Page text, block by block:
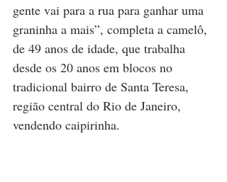
gente vai para a rua para ganhar uma
graninha a mais”, completa a camelô,
de 49 anos de idade, que trabalha
desde os 20 anos em blocos no
tradicional bairro de Santa Teresa,
região central do Rio de Janeiro,
vendendo caipirinha.